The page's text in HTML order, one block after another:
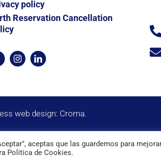
policy
Reservation Cancellation
web design: Croma.
aceptas que las guardemos para
Política de Cookies.